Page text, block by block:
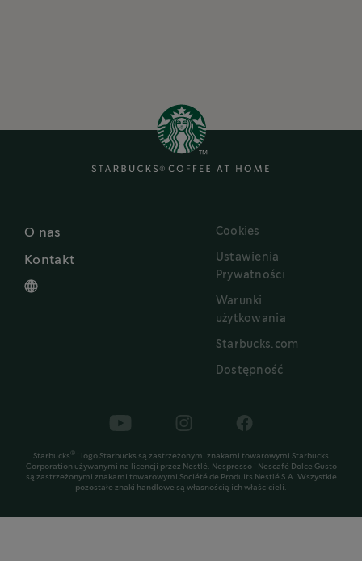
O nas
Kontakt
Cookies
Ustawienia
Prywatności
Warunki
użytkowania
Starbucks.com
Dostępność
Starbucks
i logo Starbucks są zastrzeżonymi znakami towarowymi Starbucks
Corporation używanymi na licencji przez Nestlé. Nespresso i Nescafé Dolce Gusto
są zastrzeżonymi znakami towarowymi Société de Produits Nestlé S.A. Wszystkie
pozostałe znaki handlowe są własnością ich właścicieli.